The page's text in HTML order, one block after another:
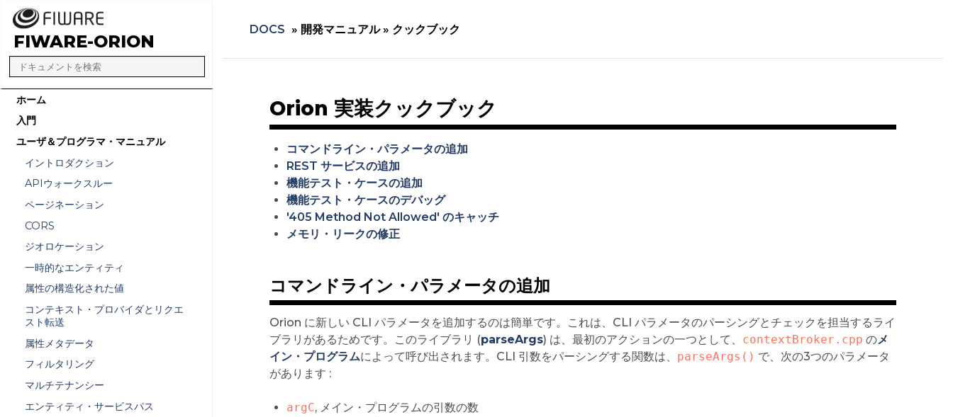
FIWARE-ORION
ホーム
入門
ユーザ＆プログラマ・マニュアル
イントロダクション
APIウォークスルー
ページネーション
CORS
ジオロケーション
一時的なエンティティ
属性の構造化された値
コンテキスト・プロバイダとリクエ
スト転送
属性メタデータ
フィルタリング
マルチテナンシー
エンティティ・サービスパス
DOCS » 開発マニュアル » クックブック
Orion 実装クックブック
コマンドライン・パラメータの追加
REST サービスの追加
機能テスト・ケースの追加
機能テスト・ケースのデバッグ
'405 Method Not Allowed' のキャッチ
メモリ・リークの修正
コマンドライン・パラメータの追加
Orion に新しい CLI パラメータを追加するのは簡単です。これは、CLI パラメータのパーシングとチェックを担当するライ
ブラリがあるためです。このライブラリ (parseArgs) は、最初のアクションの一つとして、 contextBroker.cpp のメ
イン・プログラムによって呼び出されます。CLI 引数をパーシングする関数は、 parseArgs() で、次の3つのパラメータ
があります :
argC, メイン・プログラムの引数の数